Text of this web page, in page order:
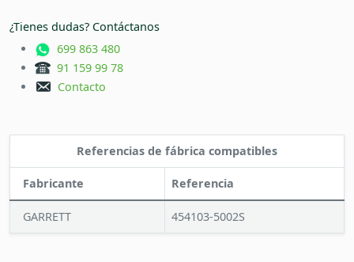
¿Tienes dudas? Contáctanos
699 863 480
91 159 99 78
Contacto
Referencias de fábrica compatibles
Fabricante Referencia
GARRETT 454103-5002S